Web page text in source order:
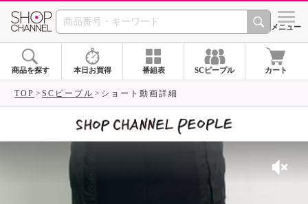
SHOP CHANNEL シメニュー
商品を探す 本日お買得 番組表 SCピープル カート
TOP SCピープル ショート動画詳細